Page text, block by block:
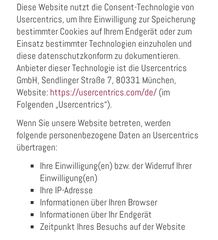
Diese Website nutzt die Consent-Technologie von
Usercentrics, um Ihre Einwilligung zur Speicherung
bestimmter Cookies auf Ihrem Endgerät oder zum
Einsatz bestimmter Technologien einzuholen und
diese datenschutzkonform zu dokumentieren.
Anbieter dieser Technologie ist die Usercentrics
GmbH, Sendlinger Straße 7, 80331 München,
Website: https://usercentrics.com/de/ (im
Folgenden „Usercentrics“).
Wenn Sie unsere Website betreten, werden
folgende personenbezogene Daten an Usercentrics
übertragen:
Ihre Einwilligung(en) bzw. der Widerruf Ihrer
Einwilligung(en)
Ihre IP-Adresse
Informationen über Ihren Browser
Informationen über Ihr Endgerät
Zeitpunkt Ihres Besuchs auf der Website